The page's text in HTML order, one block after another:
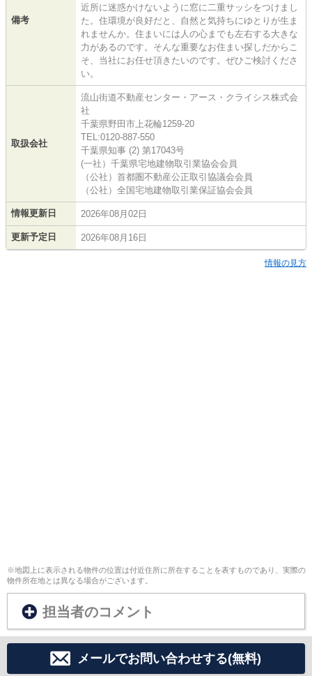
備考
近所に迷惑かけないように窓に二重サッシをつけまし
た。住環境が良好だと、自然と気持ちにゆとりが生ま
れませんか。住まいには人の心までも左右する大きな
力があるのです。そんな重要なお住まい探しだからこ
そ、当社にお任せ頂きたいのです。ぜひご検討くださ
い。
取扱会社
流山街道不動産センター・アース・クライシス株式会
社
千葉県野田市上花輪1259-20
TEL:0120-887-550
千葉県知事 (2) 第17043号
(一社）千葉県宅地建物取引業協会会員
（公社）首都圏不動産公正取引協議会会員
（公社）全国宅地建物取引業保証協会会員
情報更新日 2026年08月02日
更新予定日 2026年08月16日
情報の見方
※地図上に表示される物件の位置は付近住所に所在することを表すものであり、実際の
物件所在地とは異なる場合がございます。
担当者のコメント
メールでお問い合わせする(無料)